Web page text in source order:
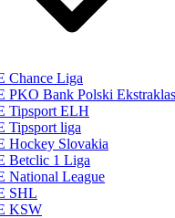
Chance Liga
PKO Bank Polski
Tipsport ELH
Tipsport liga
Hockey Slovakia
Betclic 1 Liga
National League
SHL
KSW